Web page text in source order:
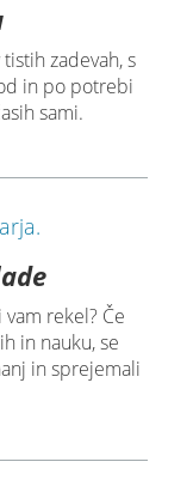
zadevah, s
in po potrebi
sami.
rekel? Če
in nauku, se
in sprejemali